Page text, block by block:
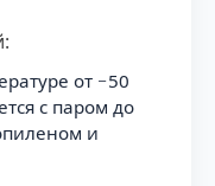
от −50
с паром до
и